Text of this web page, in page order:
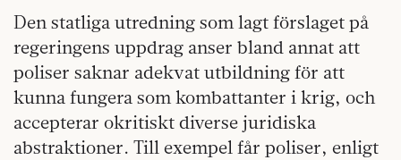
Den statliga utredning som lagt förslaget på
regeringens uppdrag anser bland annat att
poliser saknar adekvat utbildning för att
kunna fungera som kombattanter i krig, och
accepterar okritiskt diverse juridiska
abstraktioner. Till exempel får poliser, enligt